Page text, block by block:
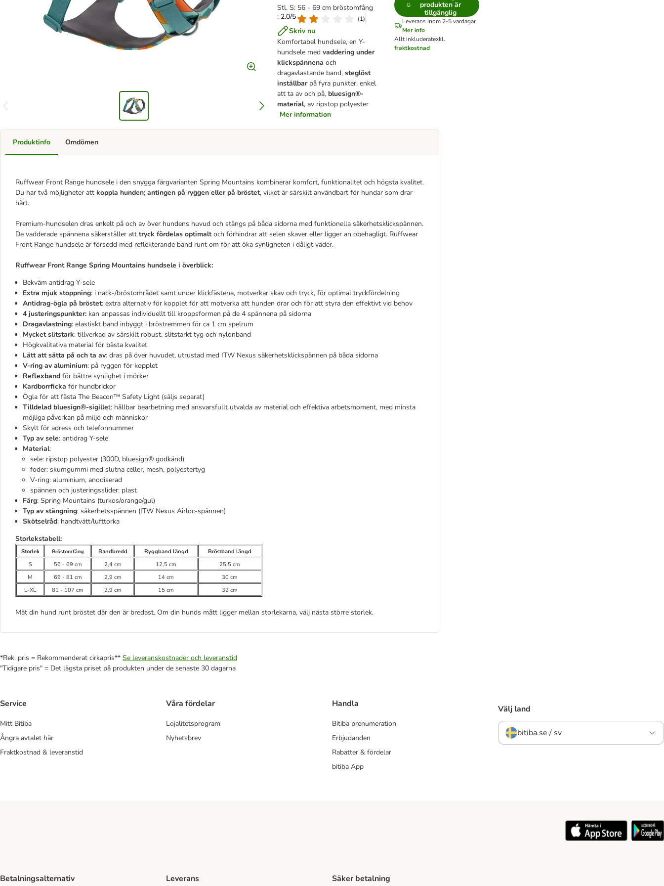
Stl. S: 56 - 69 cm bröstomfång
: 2.0/5
(1)
Skriv nu
Komfortabel hundsele, en Y-
hundsele med vaddering under
klickspännena och
dragavlastande band, steglöst
inställbar på fyra punkter, enkel
att ta av och på, bluesign®-
material, av ripstop polyester
Mer information
produkten är
tillgänglig
Leverans inom 2-5 vardagar
Mer info
Allt inkluderatexkl.
fraktkostnad
Produktinfo
Ruffwear Front Range hundsele i den snygga färgvarianten Spring Mountains kombinerar komfort, funktionalitet och högsta kvalitet.
Du har två möjligheter att koppla hunden; antingen på ryggen eller på bröstet, vilket är särskilt användbart för hundar som drar
hårt.
Premium-hundselen dras enkelt på och av över hundens huvud och stängs på båda sidorna med funktionella säkerhetsklickspännen.
De vadderade spännena säkerställer att tryck fördelas optimaltoch förhindrar att selen skaver eller ligger an obehagligt. Ruffwear
Front Range hundsele är försedd med reflekterande band runt om för att öka synligheten i dåligt väder.
Ruffwear Front Range Spring Mountains hundsele i överblick:
Bekväm antidrag Y-sele
Extra mjuk stoppning: i nack-/bröstområdet samt under klickfästena, motverkar skav och tryck, för optimal tryckfördelning
Antidrag-ögla på bröstet: extra alternativ för kopplet för att motverka att hunden drar och för att styra den effektivt vid behov
4 justeringspunkter: kan anpassas individuellt till kroppsformen på de 4 spännena på sidorna
Dragavlastning: elastiskt band inbyggt i bröstremmen för ca 1 cm spelrum
Mycket slitstark: tillverkad av särskilt robust, slitstarkt tyg och nylonband
Högkvalitativa material för bästa kvalitet
Lätt att sätta på och ta av: dras på över huvudet, utrustad med ITW Nexus säkerhetsklickspännen på båda sidorna
V-ring av aluminium: på ryggen för kopplet
Reflexband för bättre synlighet i mörker
Kardborrficka för hundbrickor
Ögla för att fästa The Beacon™ Safety Light (säljs separat)
Tilldelad bluesign®-sigillet: hållbar bearbetning med ansvarsfullt utvalda av material och effektiva arbetsmoment, med minsta
möjliga påverkan på miljö och människor
Skylt för adress och telefonnummer
Typ av sele: antidrag Y-sele
Material:
sele: ripstop polyester (300D, bluesign® godkänd)
foder: skumgummi med slutna celler, mesh, polyestertyg
V-ring: aluminium, anodiserad
spännen och justeringsslider: plast
Färg: Spring Mountains (turkos/orange/gul)
Typ av stängning: säkerhetsspännen (ITW Nexus Airloc-spännen)
Skötselråd: handtvätt/lufttorka
Storlekstabell:
Storlek Bröstomfång Bandbredd Ryggband längd
Bröstband längd
S
56 - 69 cm 2,4 cm 12,5 cm
25,5 cm
M
69 - 81 cm 2,9 cm 14 cm
30 cm
L-XL
81 - 107 cm 2,9 cm 15 cm 32 cm
Mät din hund runt bröstet där den är bredast. Om din hunds mått ligger mellan storlekarna, välj nästa större storlek.
Omdömen
*Rek. pris = Rekommenderat cirkapris** Se leveranskostnader och leveranstid
"Tidigare pris" = Det lägsta priset på produkten under de senaste 30 dagarna
Service
Mitt Bitiba
Ångra avtalet här
Fraktkostnad & leveranstid
Våra fördelar
Lojalitetsprogram
Nyhetsbrev
Handla
Bitiba prenumeration
Erbjudanden
Rabatter & fördelar
bitiba App
Välj land
bitiba.se / sv
Betalningsalternativ Leverans Säker betalning